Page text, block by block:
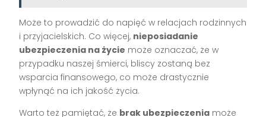
Może to prowadzić do napięć w relacjach rodzinnych
i przyjacielskich. Co więcej, nieposiadanie
ubezpieczenia na życie może oznaczać, że w
przypadku naszej śmierci, bliscy zostaną bez
wsparcia finansowego, co może drastycznie
wpłynąć na ich jakość życia.
Warto też pamiętać, że brak ubezpieczenia może